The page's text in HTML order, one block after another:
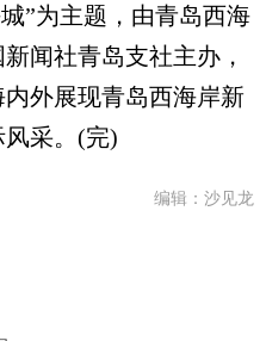
”为主题，由青岛西海
闻社青岛支社主办，
外展现青岛西海岸新
采。(完)
编辑：沙见龙